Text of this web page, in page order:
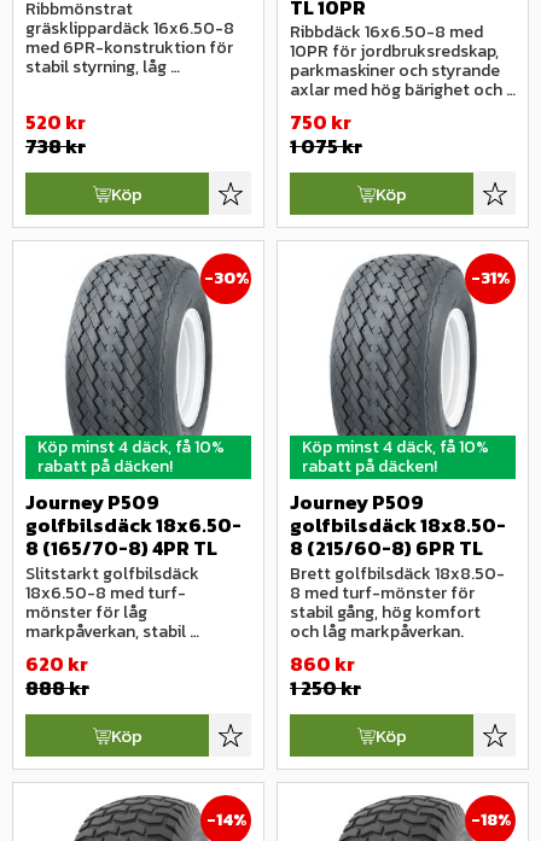
Ribbmönstrat
gräsklippardäck 16x6.50-8
med 6PR-konstruktion för
stabil styrning, låg
520 kr
738kr
Lägg till i favoriter
Köp
TL 10PR
Ribbdäck 16x6.50-8 med
10PR för jordbruksredskap,
parkmaskiner och styrande
axlar med hög bärighet och
750 kr
1 075kr
Lägg
Köp
Köp minst 4 däck, få 10%
rabatt på däcken!
Journey P509
golfbilsdäck 18x6.50-
8 (165/70-8) 4PR TL
Slitstarkt golfbilsdäck
18x6.50-8 med turf-
mönster för låg
markpåverkan, stabil
620 kr
888kr
30%
Lägg till i favoriter
Köp
Köp minst 4 däck, få 10%
rabatt på däcken!
Journey P509
golfbilsdäck 18x8.50-
8 (215/60-8) 6PR TL
Brett golfbilsdäck 18x8.50-
8 med turf-mönster för
stabil gång, hög komfort
och låg markpåverkan.
860 kr
1 250kr
31%
Lägg
Köp
14% 18%